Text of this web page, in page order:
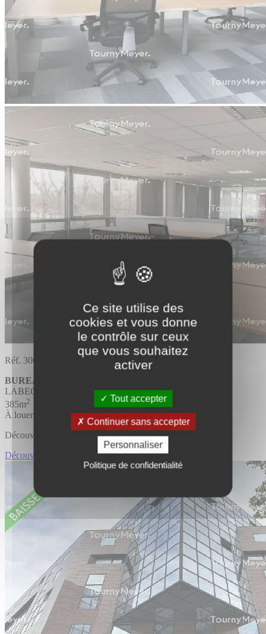
Ce site utilise des
cookies et vous donne
le contrôle sur ceux
que vous souhaitez
activer
Tout accepter
Continuer sans accepter
Personnaliser
Politique de confidentialité
Réf. 300302
BUREAUX
LABEGE
385m2
À louer
Découvrir l'offre
Découvrir BUREAUX